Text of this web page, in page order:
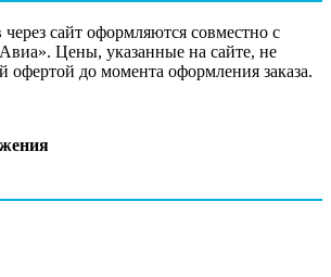
через сайт оформляются совместно с
Цены, указанные на сайте, не
офертой до момента оформления заказа.